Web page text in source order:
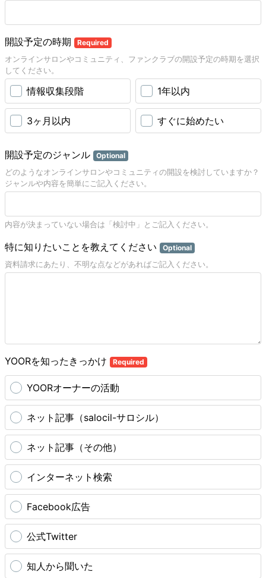
開設予定の時期 Required
オンラインサロンやコミュニティ、ファンクラブの開設予定の時期を選択
してください。
情報収集段階 1年以内
3ヶ月以内 すぐに始めたい
開設予定のジャンル Optional
どのようなオンラインサロンやコミュニティの開設を検討していますか？
ジャンルや内容を簡単にご記入ください。
内容が決まっていない場合は「検討中」とご記入ください。
特に知りたいことを教えてください Optional
資料請求にあたり、不明な点などがあればご記入ください。
YOORを知ったきっかけ Required
YOORオーナーの活動
ネット記事（salocil-サロシル）
ネット記事（その他）
インターネット検索
Facebook広告
公式Twitter
知人から聞いた